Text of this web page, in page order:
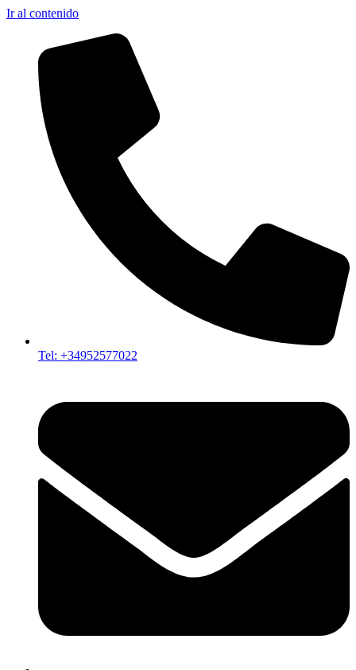
Ir al contenido
Tel: +34952577022